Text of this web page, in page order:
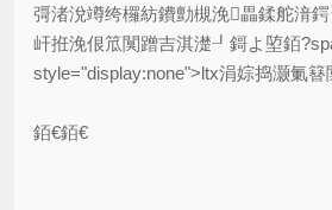
彁渚涗竴绔欏紡鐨勯槻浼畾鍒舵湇
屽拰浼佷笟闃蹭吉淇濋┚鎶よ埅銆
style="display:none">ltx涓婃捣灏氭簮
銆€銆€